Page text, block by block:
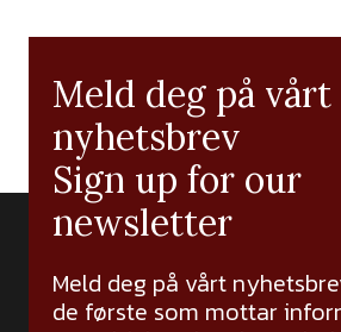
Meld deg på vårt
nyhetsbrev
Sign up for our
newsletter
Meld deg på vårt
de første som mottar